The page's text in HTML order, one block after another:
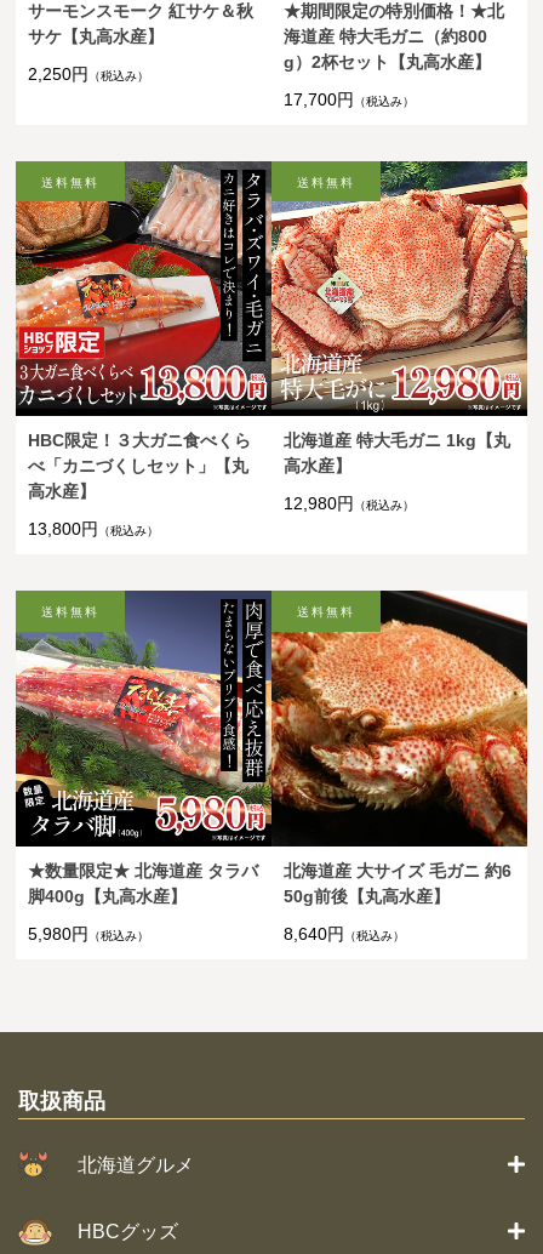
サーモンスモーク 紅サケ＆秋
サケ【丸高水産】
2,250円
（税込み）
★期間限定の特別価格！★北
海道産 特大毛ガニ（約800
g）2杯セット【丸高水産】
17,700円
（税込み）
HBC限定！３大ガニ食べくら
べ「カニづくしセット」【丸
高水産】
13,800円
（税込み）
北海道産 特大毛ガニ 1kg【丸
高水産】
12,980円
（税込み）
★数量限定★ 北海道産 タラバ
脚400g【丸高水産】
5,980円
（税込み）
北海道産 大サイズ 毛ガニ 約6
50g前後【丸高水産】
8,640円
（税込み）
取扱商品
北海道グルメ
HBCグッズ